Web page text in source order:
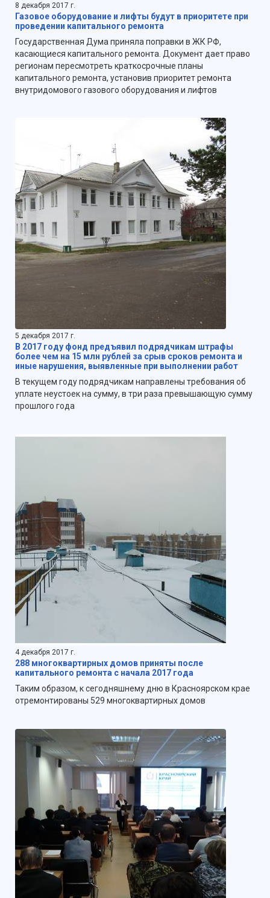
8 декабря 2017 г.
Газовое оборудование и лифты будут в приоритете при
проведении капитального ремонта
Государственная Дума приняла поправки в ЖК РФ,
касающиеся капитального ремонта. Документ дает право
регионам пересмотреть краткосрочные планы
капитального ремонта, установив приоритет ремонта
внутридомового газового оборудования и лифтов
5 декабря 2017 г.
В 2017 году фонд предъявил подрядчикам штрафы
более чем на 15 млн рублей за срыв сроков ремонта и
иные нарушения, выявленные при выполнении работ
В текущем году подрядчикам направлены требования об
уплате неустоек на сумму, в три раза превышающую сумму
прошлого года
4 декабря 2017 г.
288 многоквартирных домов приняты после
капитального ремонта с начала 2017 года
Таким образом, к сегодняшнему дню в Красноярском крае
отремонтированы 529 многоквартирных домов